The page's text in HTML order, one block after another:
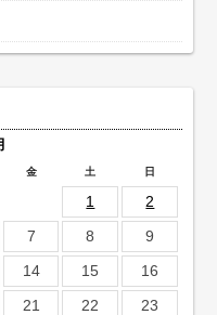
金 土 日
1
2
7 8
9
14 15
16
21 22
23